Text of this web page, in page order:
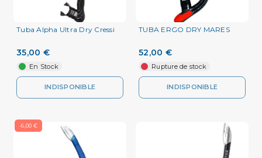
Tuba Alpha Ultra Dry Cressi
35,00 €
En Stock
INDISPONIBLE
TUBA ERGO DRY MARES
52,00 €
Rupture de stock
INDISPONIBLE
-6,00 €